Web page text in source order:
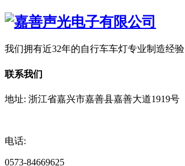
我们拥有近32年的自行车车灯专业制造经验
联系我们
地址: 浙江省嘉兴市嘉善县嘉善大道1919号
电话:
0573-84669625